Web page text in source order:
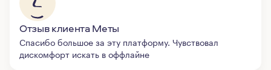
Отзыв клиента Меты
Спасибо большое за эту платформу. Чувствовал
дискомфорт искать в оффлайне